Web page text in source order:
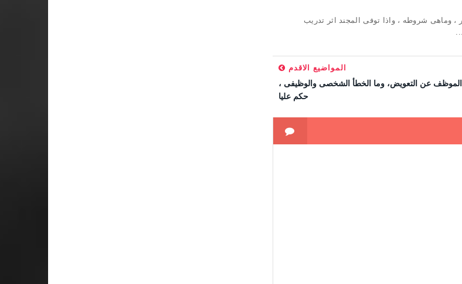
وماهى شروطه ، واذا توفى المجند اثر تدريب
المواضيع الاقدم
عن التعويض، وما الخطأ الشخصى والوظيفى ،
حكم عليا